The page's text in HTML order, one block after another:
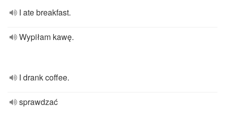
I ate breakfast.
Wypiłam kawę.
I drank coffee.
sprawdzać